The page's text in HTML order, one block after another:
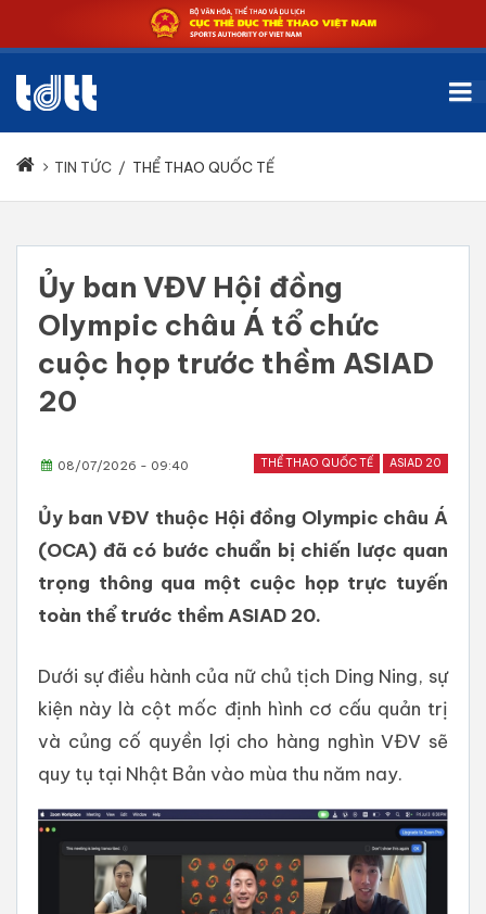
TIN TỨC / THỂ THAO QUỐC TẾ
Ủy ban VĐV Hội đồng
Olympic châu Á tổ chức
cuộc họp trước thềm ASIAD
20
THỂ THAO QUỐC TẾ ASIAD 20
08/07/2026 - 09:40
Ủy ban VĐV thuộc Hội đồng Olympic châu Á
(OCA) đã có bước chuẩn bị chiến lược quan
trọng thông qua một cuộc họp trực tuyến
toàn thể trước thềm ASIAD 20.
Dưới sự điều hành của nữ chủ tịch Ding Ning, sự
kiện này là cột mốc định hình cơ cấu quản trị
và củng cố quyền lợi cho hàng nghìn VĐV sẽ
quy tụ tại Nhật Bản vào mùa thu năm nay.